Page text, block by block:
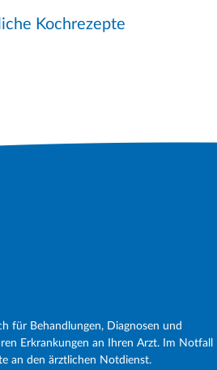
Kochrezepte
für Behandlungen, Diagnosen und
Erkrankungen an Ihren Arzt. Im Notfall
an den ärztlichen Notdienst.